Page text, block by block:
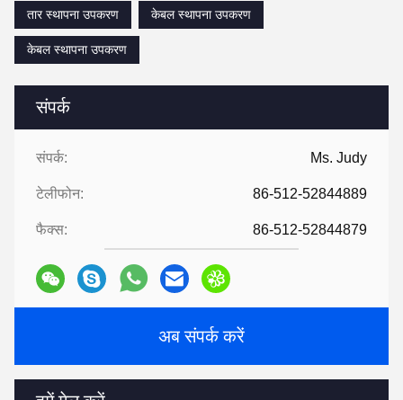
संपर्क
संपर्क: Ms. Judy
टेलीफोन: 86-512-52844889
फैक्स: 86-512-52844879
अब संपर्क करें
तार स्थापना उपकरण
केबल स्थापना उपकरण
केबल स्थापना उपकरण